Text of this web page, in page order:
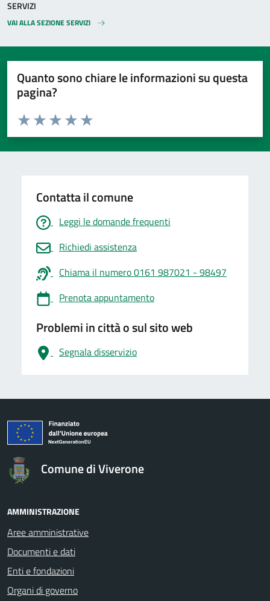
SERVIZI
VAI ALLA SEZIONE SERVIZI
Quanto sono chiare le informazioni su questa
pagina?
Valuta da 1 a 5 stelle la pagina
Valuta 5 stelle su 5
Valuta 4 stelle su 5
Valuta 3 stelle su 5
Valuta 2 stelle su 5
Valuta 1 stelle su 5
Contatta il comune
Leggi le domande frequenti
Richiedi assistenza
Chiama il numero 0161 987021 - 98497
Prenota appuntamento
Problemi in città o sul sito web
Segnala disservizio
logo Unione Europea
Comune di Viverone
AMMINISTRAZIONE
Aree amministrative
Documenti e dati
Enti e fondazioni
Organi di governo